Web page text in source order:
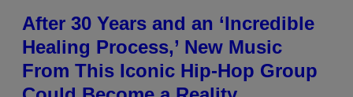
After 30 Years and an ‘Incredible
Healing Process,’ New Music
From This Iconic Hip-Hop Group